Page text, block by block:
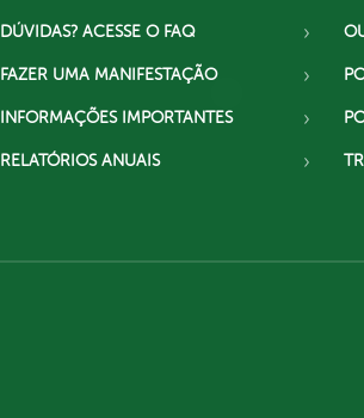
DÚVIDAS? ACESSE O FAQ
FAZER UMA MANIFESTAÇÃO
INFORMAÇÕES IMPORTANTES
RELATÓRIOS ANUAIS